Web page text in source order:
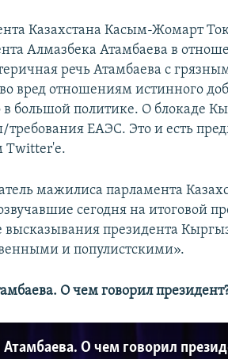
Казахстана Касым-Жомарт
Алмазбека Атамбаева в
речь Атамбаева с
вред отношениям истинного
большой политике. О блокаде
ЕАЭС. Это и есть
Twitter'е.
мажилиса парламента
сегодня на итоговой
президента
и популистскими».
О чем говорил